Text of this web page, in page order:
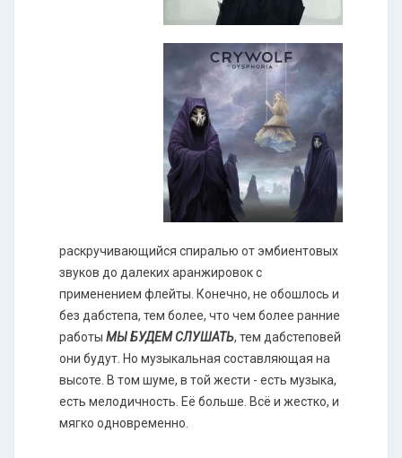
раскручивающийся спиралью от эмбиентовых
звуков до далеких аранжировок с
применением флейты. Конечно, не обошлось и
без дабстепа, тем более, что чем более ранние
работы МЫ БУДЕМ СЛУШАТЬ, тем дабстеповей
они будут. Но музыкальная составляющая на
высоте. В том шуме, в той жести - есть музыка,
есть мелодичность. Её больше. Всё и жестко, и
мягко одновременно.